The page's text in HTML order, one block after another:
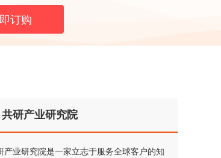
订购
共研产业研究院
产业研究院是一家立志于服务全球客户的知